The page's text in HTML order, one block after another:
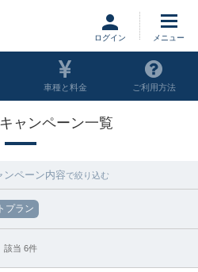
ログイン
車種と料金 ご利用方法
ャンペーン一覧
ンペーン内容で絞り込む
プラン
該当 6件